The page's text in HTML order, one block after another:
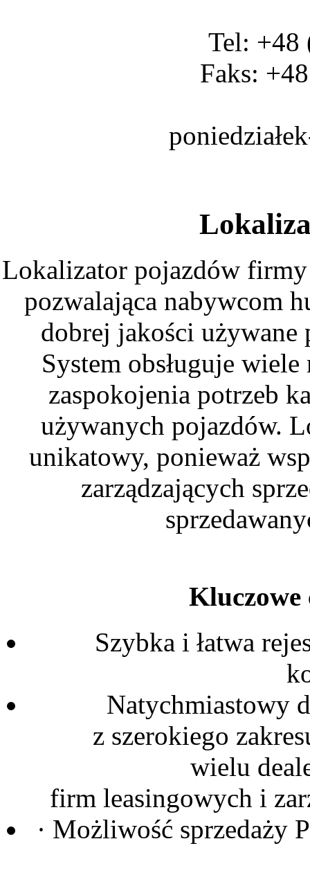
Tel: +48
Faks:
Lokalizator pojazdów
pozwalająca nabywcom
dobrej jakości używane
System obsługuje
zaspokojenia potrzeb
używanych pojazdów.
unikatowy, ponieważ
zarządzających
Kluczowe
Szybka i łatwa
Natychmiastowy
z szerokiego
wielu
firm leasingowych i
· Możliwość sprzedaży